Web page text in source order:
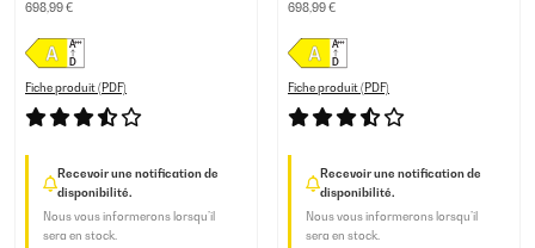
698,99 €
Fiche produit (PDF)
Recevoir une notification de
disponibilité.
Nous vous informerons lorsqu’il
sera en stock.
698,99 €
Fiche produit (PDF)
Recevoir une notification de
disponibilité.
Nous vous informerons lorsqu’il
sera en stock.